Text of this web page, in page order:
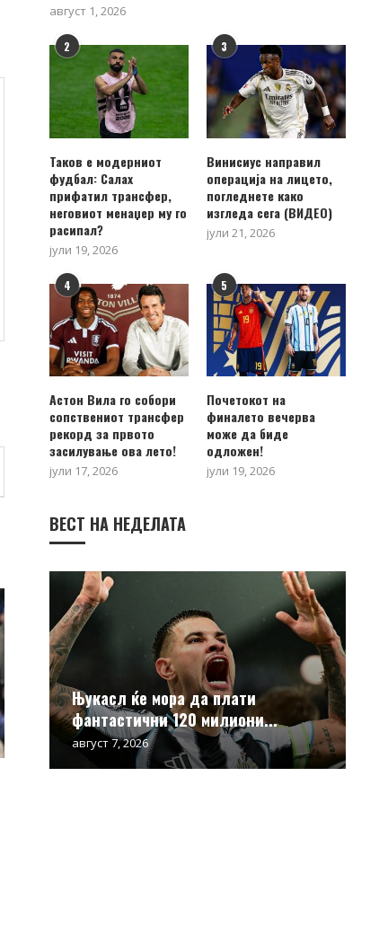
август 1, 2026
2
Таков е модерниот
фудбал: Салах
прифатил трансфер,
неговиот менаџер му го
расипал?
јули 19, 2026
3
Винисиус направил
операција на лицето,
погледнете како
изгледа сега (ВИДЕО)
јули 21, 2026
4
Астон Вила го собори
сопствениот трансфер
рекорд за првото
засилување ова лето!
јули 17, 2026
5
Почетокот на
финалето вечерва
може да биде
одложен!
јули 19, 2026
ВЕСТ НА НЕДЕЛАТА
Њукасл ќе мора да плати
фантастични 120 милиони...
август 7, 2026